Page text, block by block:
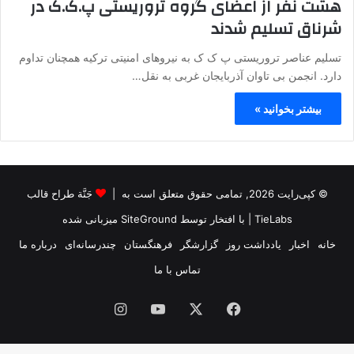
هشت نفر از اعضای گروه تروریستی پ.ک.ک در
شرناق تسلیم شدند
تسلیم عناصر تروریستی پ ک ک به نیروهای امنیتی ترکیه همچنان تداوم
دارد. انجمن بی تاوان آذربایجان غربی به نقل…
بیشتر بخوانید »
© کپی‌رایت 2026, تمامی حقوق متعلق است به |
جَنَّة طراح قالب
TieLabs | با افتخار توسط SiteGround میزبانی شده
خانه
اخبار یادداشت روز گزارشگر فرهنگستان چندرسانه‌ای
درباره ما
تماس با ما
فیس
بوک
یوتیوب